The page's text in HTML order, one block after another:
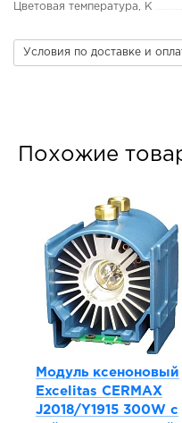
Цветовая температура, K
Условия по доставке и
Похожие
Модуль ксеноновый
Excelitas CERMAX
J2018/Y1915 300W с